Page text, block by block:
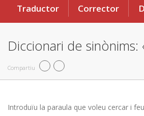
Traductor Corrector
Diccionari de sinònims:
Compartiu
Introduïu la paraula que voleu cercar i